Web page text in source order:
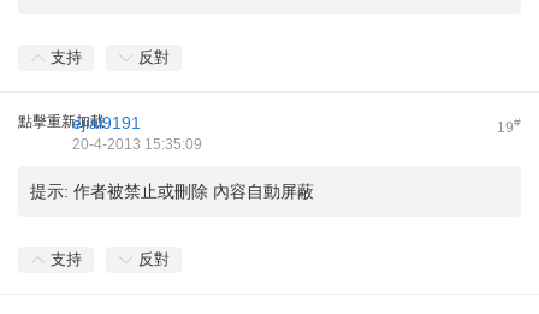
支持 反對
點擊重新加載 19#
ejial9191
20-4-2013 15:35:09
提示: 作者被禁止或刪除 內容自動屏蔽
支持 反對